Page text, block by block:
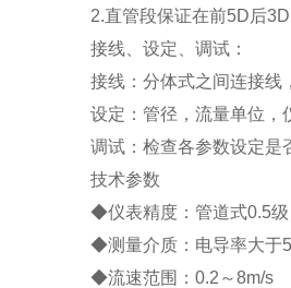
2.直管段保证在前5D后3D
接线、设定、调试：
接线：分体式之间连接线
设定：管径，流量单位，
调试：检查各参数设定是
技术参数
◆仪表精度：管道式0.5
◆测量介质：电导率大于
◆流速范围：0.2～8m/s